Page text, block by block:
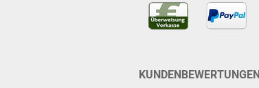
KUNDENBEWERTUNGEN